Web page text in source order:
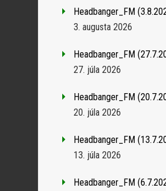
Headbanger_FM
3. augusta 2026
Headbanger_FM
27. júla 2026
Headbanger_FM
20. júla 2026
Headbanger_FM
13. júla 2026
Headbanger_FM